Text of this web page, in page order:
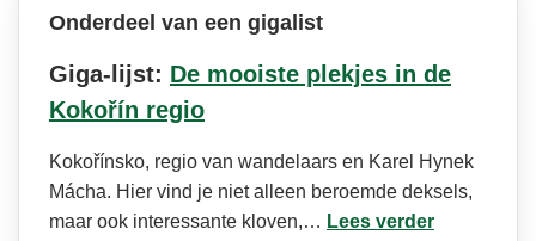
Onderdeel van een gigalist
Giga-lijst: De mooiste plekjes in de
Kokořín regio
Kokořínsko, regio van wandelaars en Karel Hynek
Mácha. Hier vind je niet alleen beroemde deksels,
maar ook interessante kloven,… Lees verder